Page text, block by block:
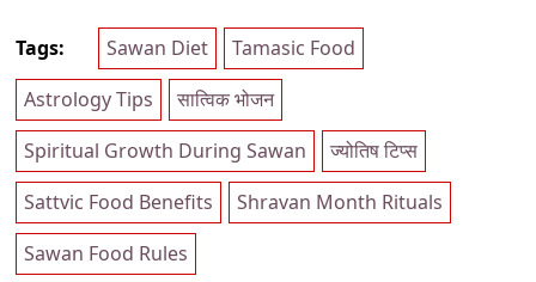
Tags: Sawan Diet
Tamasic Food
Astrology Tips
सात्विक भोजन
Spiritual Growth During Sawan
ज्योतिष टिप्स
Sattvic Food Benefits
Shravan Month Rituals
Sawan Food Rules